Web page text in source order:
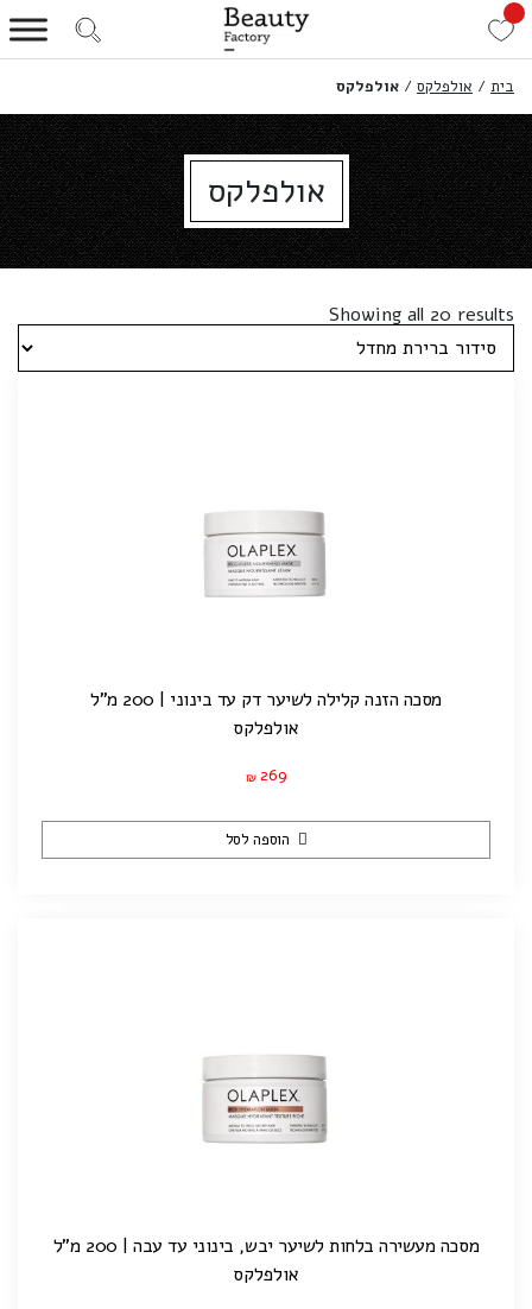
בית / אולפלקס / אולפלקס
אולפלקס
Showing all 20 results
מסכה הזנה קלילה לשיער דק עד בינוני | 200 מ"ל
אולפלקס
₪ 269
הוספה לסל
מסכה מעשירה בלחות לשיער יבש, בינוני עד עבה | 200 מ"ל
אולפלקס